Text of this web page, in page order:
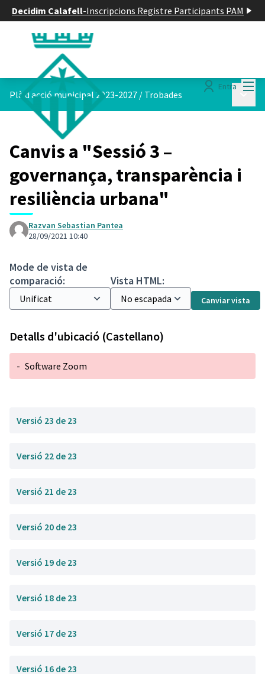
Decidim Calafell-Inscripcions Registre Participants PAM
Entra
Plà d acció municipal 2023-2027 / Trobades
Canvis a "Sessió 3 –
governança, transparència i
resiliència urbana"
Razvan Sebastian Pantea
28/09/2021 10:40
Mode de vista de
comparació:
Vista HTML:
Canviar vista
Detalls d'ubicació (Castellano)
- Software Zoom
Versió 23 de 23
Versió 22 de 23
Versió 21 de 23
Versió 20 de 23
Versió 19 de 23
Versió 18 de 23
Versió 17 de 23
Versió 16 de 23